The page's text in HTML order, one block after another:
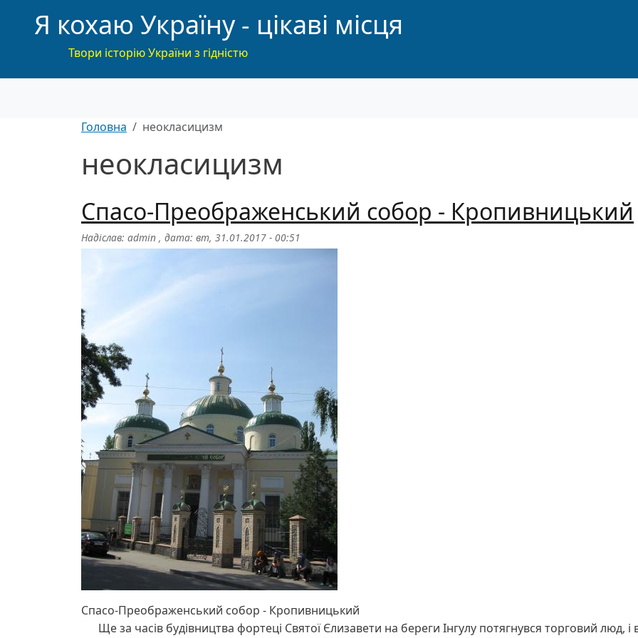
Я кохаю Україну - цікаві місця
Твори історію України з гідністю
Головна
неокласицизм
неокласицизм
Спасо-Преображенський собор - Кропивницький
Надіслав: admin , дата: вт, 31.01.2017 - 00:51
Спасо-Преображенський собор - Кропивницький
Ще за часів будівництва фортеці Святої Єлизавети на береги Інгулу потягнувся торговий люд, і